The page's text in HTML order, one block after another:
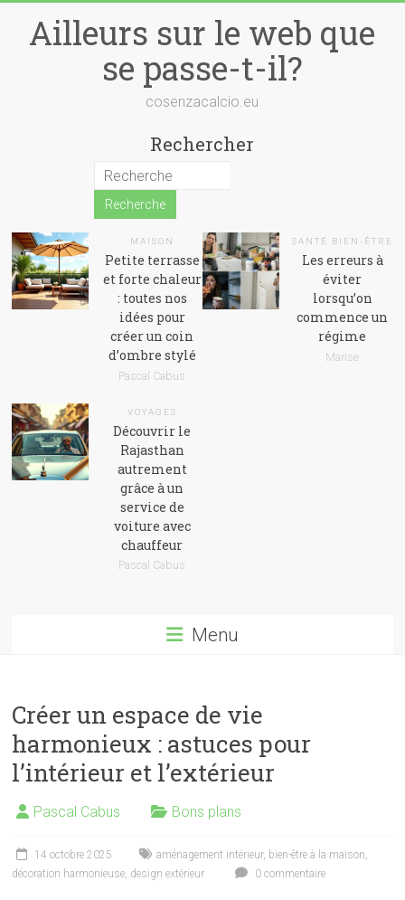
contentAilleurs sur le web que
se passe-t-il?
cosenzacalcio.eu
Rechercher
MAISON
Petite terrasse
et forte chaleur
: toutes nos
idées pour
créer un coin
d’ombre stylé
Pascal Cabus
SANTÉ BIEN-ÊTRE
Les erreurs à
éviter
lorsqu’on
commence un
régime
Marise
VOYAGES
Découvrir le
Rajasthan
autrement
grâce à un
service de
voiture avec
chauffeur
Pascal Cabus
Menu
Créer un espace de vie
harmonieux : astuces pour
l’intérieur et l’extérieur
Pascal Cabus Bons plans
14 octobre 2025 aménagement intérieur, bien-être à la maison,
décoration harmonieuse, design extérieur 0 commentaire